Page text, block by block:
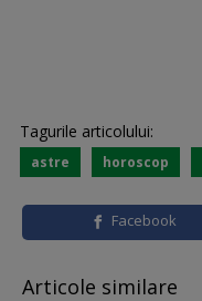
Tagurile articolului:
astre horoscop
Facebook
Articole similare